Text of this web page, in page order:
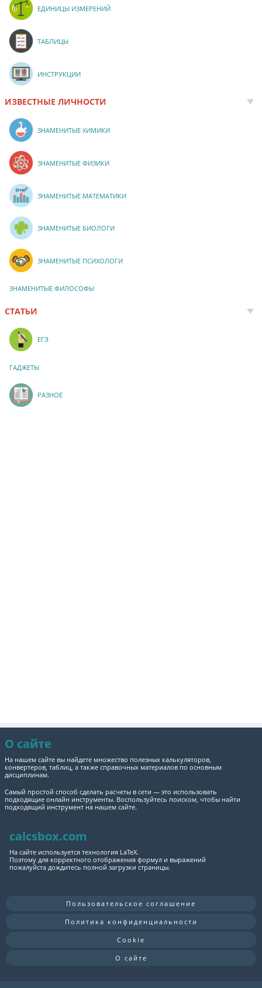
ЕДИНИЦЫ ИЗМЕРЕНИЙ
ТАБЛИЦЫ
ИНСТРУКЦИИ
ИЗВЕСТНЫЕ ЛИЧНОСТИ
ЗНАМЕНИТЫЕ ХИМИКИ
ЗНАМЕНИТЫЕ ФИЗИКИ
ЗНАМЕНИТЫЕ МАТЕМАТИКИ
ЗНАМЕНИТЫЕ БИОЛОГИ
ЗНАМЕНИТЫЕ ПСИХОЛОГИ
ЗНАМЕНИТЫЕ ФИЛОСОФЫ
СТАТЬИ
ЕГЭ
ГАДЖЕТЫ
РАЗНОЕ
О сайте
На нашем сайте вы найдете множество полезных калькуляторов,
конвертеров, таблиц, а также справочных материалов по основным
дисциплинам.
Самый простой способ сделать расчеты в сети — это использовать
подходящие онлайн инструменты. Воспользуйтесь поиском, чтобы найти
подходящий инструмент на нашем сайте.
calcsbox.com
На сайте используется технология LaTeX.
Поэтому для корректного отображения формул и выражений
пожалуйста дождитесь полной загрузки страницы.
Пользовательское соглашение
Политика конфиденциальности
Cookie
О сайте